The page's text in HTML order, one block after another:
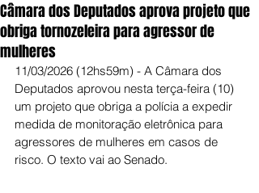
Câmara dos Deputados aprova projeto que
obriga tornozeleira para agressor de
mulheres
11/03/2026 (12hs59m) - A Câmara dos
Deputados aprovou nesta terça-feira (10)
um projeto que obriga a polícia a expedir
medida de monitoração eletrônica para
agressores de mulheres em casos de
risco. O texto vai ao Senado.